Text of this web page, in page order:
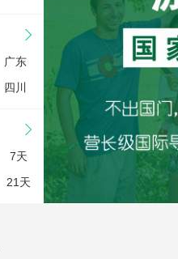
广东
四川
7天
21天